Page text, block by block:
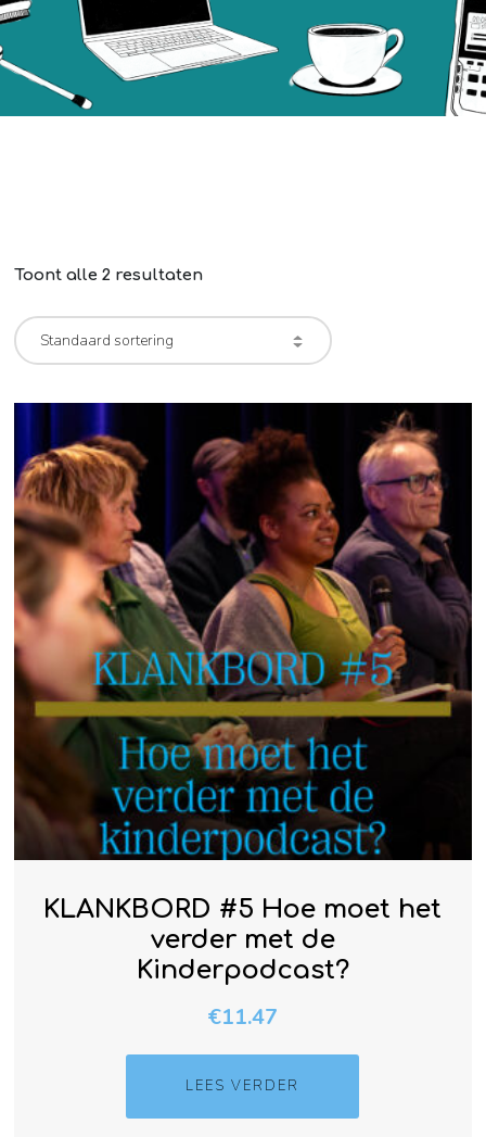
Toont alle 2 resultaten
KLANKBORD #5 Hoe moet het
verder met de
Kinderpodcast?
€11.47
LEES VERDER